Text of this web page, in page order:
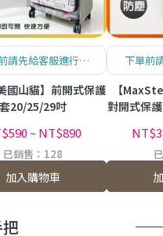
請先給客服進行確
折扣碼CASE100
國山貓】前開式保護
套20/25/29吋
~NT$890
已銷售：128
加入購物車
下單前
認！🔖
【
對開式保